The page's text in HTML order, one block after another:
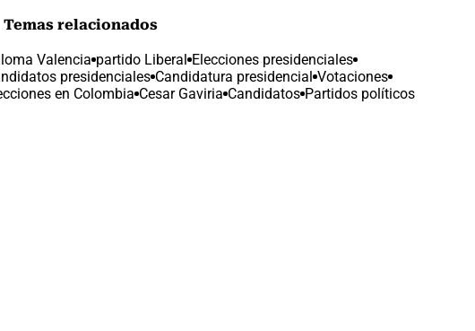
Temas relacionados
Valencia partido Liberal Elecciones presidenciales
presidenciales Candidatura presidencial Votaciones
en Colombia Cesar Gaviria Candidatos Partidos políticos